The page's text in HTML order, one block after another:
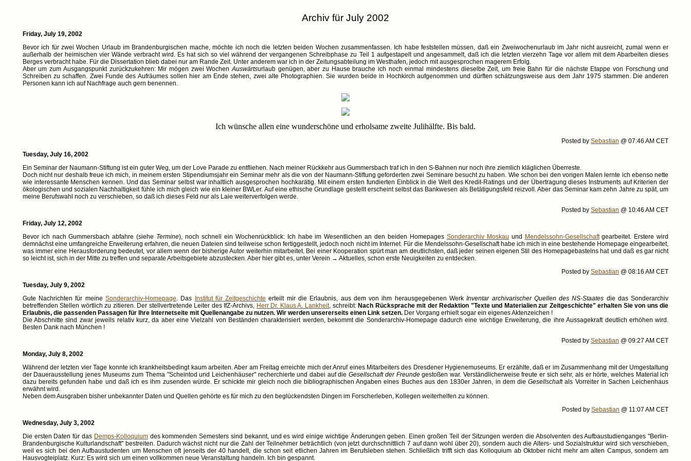
Archiv für July 2002
Friday, July 19, 2002
Bevor ich für zwei Wochen Urlaub im Brandenburgischen mache, möchte ich noch die letzten beiden Wochen zusammenfassen. Ich habe feststellen müssen, daß ein Zweiwochenurlaub im Jahr nicht ausreicht, zumal wenn er
außerhalb der heimischen vier Wände verbracht wird. Es hat sich so viel während der vergangenen Schreibphase zu Teil 1 aufgestapelt und angesammelt, daß ich die letzten vierzehn Tage vor allem mit dem Abarbeiten dieses
Berges verbracht habe. Für die Dissertation blieb dabei nur am Rande Zeit. Unter anderem war ich in der Zeitungsabteilung im Westhafen, jedoch mit ausgesprochen magerem Erfolg.
Aber um zum Ausgangspunkt zurückzukehren: Mir mögen zwei Wochen Auswärtsurlaub genügen, aber zu Hause brauche ich noch einmal mindestens dieselbe Zeit, um freie Bahn für die nächste Etappe von Forschung und
Schreiben zu schaffen. Zwei Funde des Aufräumes sollen hier am Ende stehen, zwei alte Photographien. Sie wurden beide in Hochkirch aufgenommen und dürften schätzungsweise aus dem Jahr 1975 stammen. Die anderen
Personen kann ich auf Nachfrage auch gern benennen.
Ich wünsche allen eine wunderschöne und erholsame zweite Julihälfte. Bis bald.
Posted bySebastian @ 07:46 AM CET
Tuesday, July 16, 2002
Ein Seminar der Naumann-Stiftung ist ein guter Weg, um der Love Parade zu entfliehen. Nach meiner Rückkehr aus Gummersbach traf ich in den S-Bahnen nur noch ihre ziemlich kläglichen Überreste.
Doch nicht nur deshalb freue ich mich, in meinem ersten Stipendiumsjahr ein Seminar mehr als die von der Naumann-Stiftung geforderten zwei Seminare besucht zu haben. Wie schon bei den vorigen Malen lernte ich ebenso nette
wie interessante Menschen kennen. Und das Seminar selbst war inhaltlich ausgesprochen hochkarätig. Mit einem ersten fundierten Einblick in die Welt des Kredit-Ratings und der Übertragung dieses Instruments auf Kriterien der
ökologischen und sozialen Nachhaltigkeit fühle ich mich gleich wie ein kleiner BWLer. Auf eine ethische Grundlage gestellt erscheint selbst das Bankwesen als Betätigungsfeld reizvoll. Aber das Seminar kam zehn Jahre zu spät, um
meine Berufswahl noch zu verschieben, so daß ich dieses Feld nur als Laie weiterverfolgen werde.
Posted bySebastian @ 10:46 AM CET
Friday, July 12, 2002
Bevor ich nach Gummersbach abfahre (siehe Termine), noch schnell ein Wochenrückblick: Ich habe im Wesentlichen an den beiden Homepages Sonderarchiv Moskau und Mendelssohn-Gesellschaftgearbeitet. Erstere wird
demnächst eine umfangreiche Erweiterung erfahren, die neuen Dateien sind teilweise schon fertiggestellt, jedoch noch nicht im Internet. Für die Mendelssohn-Gesellschaft habe ich mich in eine bestehende Homepage eingearbeitet,
was immer eine Herausforderung bedeutet, vor allem wenn der bisherige Autor weiterhin mitarbeitet. Bei einer Kooperation spürt man am deutlichsten, daß jeder seinen eigenen Stil des Homepagebastelns hat und daß es gar nicht
so leicht ist, sich in der Mitte zu treffen und separate Arbeitsgebiete abzustecken. Aber hier gibt es, unter Verein → Aktuelles, schon erste Neuigkeiten zu entdecken.
Posted bySebastian @ 08:16 AM CET
Tuesday, July 9, 2002
Gute Nachrichten für meine Sonderarchiv-Homepage . Das Institut für Zeitgeschichte erteilt mir die Erlaubnis, aus dem von ihm herausgegebenen WerkInventar archivarischer Quellen des NS-Staates die das Sonderarchiv
betreffenden Stellen wörtlich zu zitieren. Der stellvertretende Leiter des IfZ-Archivs, Herr Dr. Klaus A. Lankheit, schreibt:Nach Rücksprache mit der Redaktion "Texte und Materialien zur Zeitgeschichte" erhalten Sie von uns die
Erlaubnis, die passenden Passagen für Ihre Internetseite mit Quellenangabe zu nutzen. Wir werden unsererseits einen Link setzen.Der Vorgang erhielt sogar ein eigenes Aktenzeichen !
Die Abschnitte sind zwar jeweils relativ kurz, da aber eine Vielzahl von Beständen charakterisiert werden, bekommt die Sonderarchiv-Homepage dadurch eine wichtige Erweiterung, die ihre Aussagekraft deutlich erhöhen wird.
Besten Dank nach München !
Posted bySebastian @ 09:27 AM CET
Monday, July 8, 2002
Während der letzten vier Tage konnte ich krankheitsbedingt kaum arbeiten. Aber am Freitag erreichte mich der Anruf eines Mitarbeiters des Dresdener Hygienemuseums. Er erzählte, daß er im Zusammenhang mit der Umgestaltung
der Dauerausstellung jenes Museums zum Thema "Scheintod und Leichenhäuser" recherchierte und dabei auf dieGesellschaft der Freundegestoßen war. Verständlicherweise freute er sich sehr, als er hörte, welches Material ich
dazu bereits gefunden habe und daß ich es ihm zusenden würde. Er schickte mir gleich noch die bibliographischen Angaben eines Buches aus den 1830er Jahren, in dem dieGesellschaftals Vorreiter in Sachen Leichenhaus
erwähnt wird.
Neben dem Ausgraben bisher unbekannter Daten und Quellen gehörte es für mich zu den beglückendsten Dingen im Forscherleben, Kollegen weiterhelfen zu können.
Posted bySebastian @ 11:07 AM CET
Wednesday, July 3, 2002
Die ersten Daten für das Demps-Kolloquiumdes kommenden Semesters sind bekannt, und es wird einige wichtige Änderungen geben. Einen großen Teil der Sitzungen werden die Absolventen des Aufbaustudienganges "Berlin-
Brandenburgische Kulturlandschaft" bestreiten. Dadurch wächst nicht nur die Zahl der Teilnehmer beträchtlich (von jetzt durchschnittlich 7 auf dann wohl über 20), sondern auch die Alters- und Sozialstruktur wird sich verschieben,
weil es sich bei den Aufbaustudenten um Menschen oft jenseits der 40 handelt, die schon seit etlichen Jahren im Berufsleben stehen. Schließlich trifft sich das Kolloquium ab Oktober nicht mehr am alten Campus, sondern am
Hausvogteiplatz. Kurz: Es wird sich um einen vollkommen neue Veranstaltung handeln. Ich bin gespannt.